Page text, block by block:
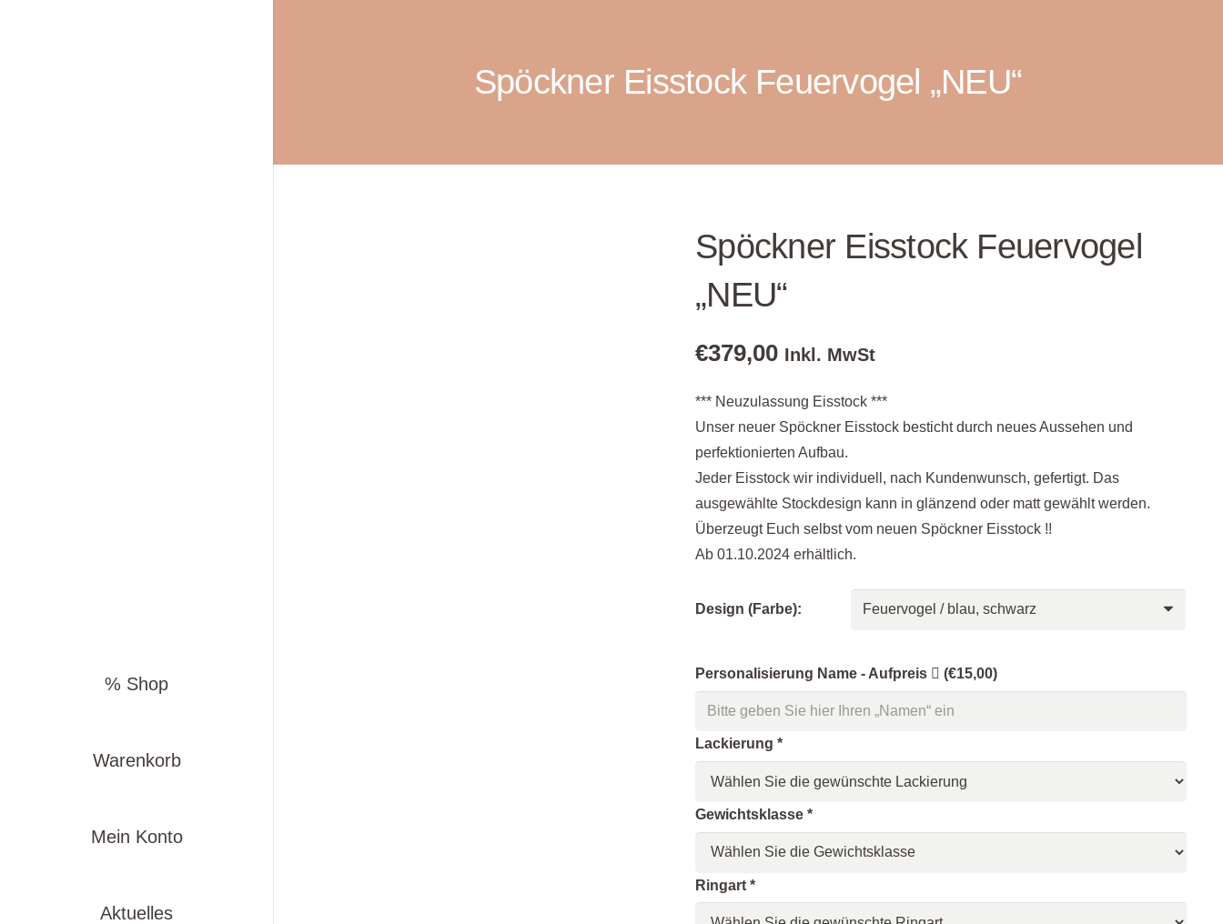
% Shop
Warenkorb
Mein Konto
Aktuelles
Spöckner Eisstock Feuervogel „NEU“
Spöckner Eisstock Feuervogel
„NEU“
€379,00 Inkl. MwSt
*** Neuzulassung Eisstock ***
Unser neuer Spöckner Eisstock besticht durch neues Aussehen und
perfektionierten Aufbau.
Jeder Eisstock wir individuell, nach Kundenwunsch, gefertigt. Das
ausgewählte Stockdesign kann in glänzend oder matt gewählt werden.
Überzeugt Euch selbst vom neuen Spöckner Eisstock !!
Ab 01.10.2024 erhältlich.
Design (Farbe):
Personalisierung Name - Aufpreis (€15,00)
Lackierung*
Gewichtsklasse*
Ringart*